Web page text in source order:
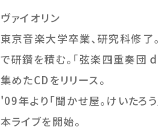
ヴァイオリン
東京音楽大学卒業、研究科修了
で研鑽を積む。「弦楽四重奏団
集めたCDをリリース。
'09年より「聞かせ屋。けいたろ
本ライブを開始。